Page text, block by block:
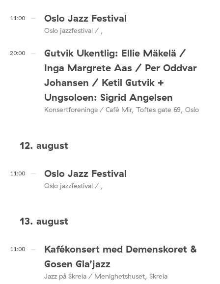
11:00 Oslo Jazz Festival
Oslo jazzfestival / ,
20:00
Gutvik Ukentlig: Ellie Mäkelä /
Inga Margrete Aas / Per Oddvar
Johansen / Ketil Gutvik +
Ungsoloen: Sigrid Angelsen
Konsertforeninga / Café Mir, Toftes gate 69, Oslo
12. august
11:00 Oslo Jazz Festival
Oslo jazzfestival / ,
13. august
11:00
Kafékonsert med Demenskoret &
Gosen Gla’jazz
Jazz på Skreia / Menighetshuset, Skreia